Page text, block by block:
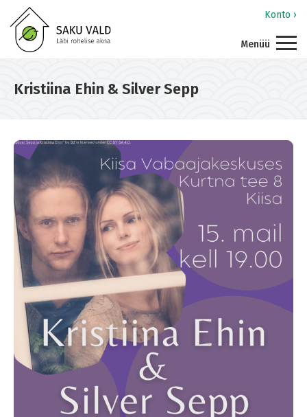
Konto ›
Menüü
Kristiina Ehin & Silver Sepp